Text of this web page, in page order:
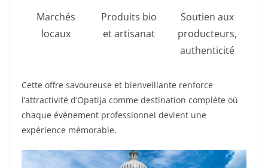
Marchés
locaux
Produits bio
et artisanat
Soutien aux
producteurs,
authenticité
Cette offre savoureuse et bienveillante renforce
l’attractivité d’Opatija comme destination complète où
chaque événement professionnel devient une
expérience mémorable.